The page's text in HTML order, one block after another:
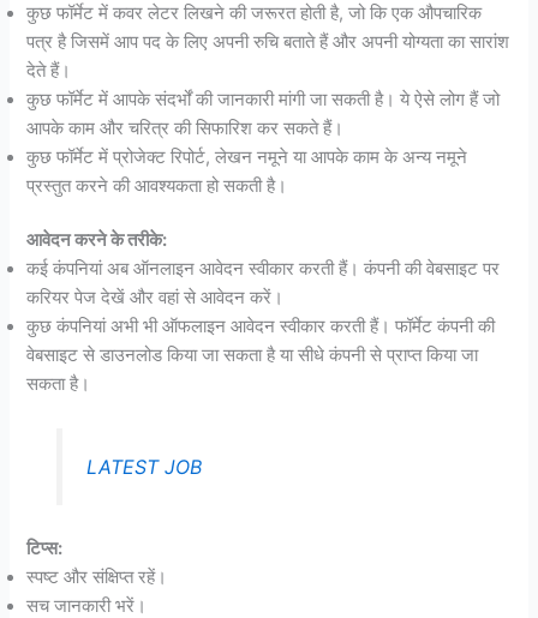
कुछ फॉर्मेट में कवर लेटर लिखने की जरूरत होती है, जो कि एक औपचारिक
पत्र है जिसमें आप पद के लिए अपनी रुचि बताते हैं और अपनी योग्यता का सारांश
देते हैं।
कुछ फॉर्मेट में आपके संदर्भों की जानकारी मांगी जा सकती है। ये ऐसे लोग हैं जो
आपके काम और चरित्र की सिफारिश कर सकते हैं।
कुछ फॉर्मेट में प्रोजेक्ट रिपोर्ट, लेखन नमूने या आपके काम के अन्य नमूने
प्रस्तुत करने की आवश्यकता हो सकती है।
आवेदन करने के तरीके:
कई कंपनियां अब ऑनलाइन आवेदन स्वीकार करती हैं। कंपनी की वेबसाइट पर
करियर पेज देखें और वहां से आवेदन करें।
कुछ कंपनियां अभी भी ऑफलाइन आवेदन स्वीकार करती हैं। फॉर्मेट कंपनी की
वेबसाइट से डाउनलोड किया जा सकता है या सीधे कंपनी से प्राप्त किया जा
सकता है।
LATEST JOB
टिप्स:
स्पष्ट और संक्षिप्त रहें।
सच जानकारी भरें।